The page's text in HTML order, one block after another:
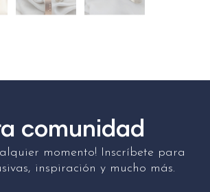
comunidad
momento! Inscríbete para
inspiración y mucho más.